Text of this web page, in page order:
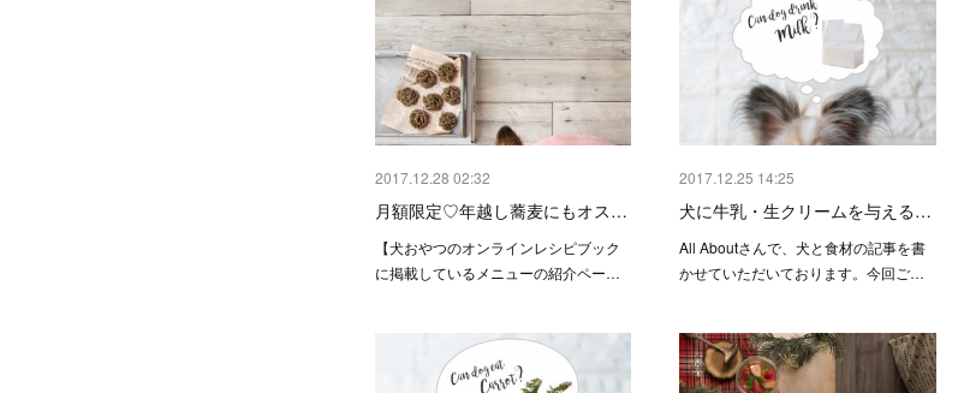
2017.12.28 02:32
月額限定♡年越し蕎麦にもオス…
【犬おやつのオンラインレシピブック
に掲載しているメニューの紹介ペー…
2017.12.25 14:25
犬に牛乳・生クリームを与える…
All Aboutさんで、犬と食材の記事を書
かせていただいております。今回ご…